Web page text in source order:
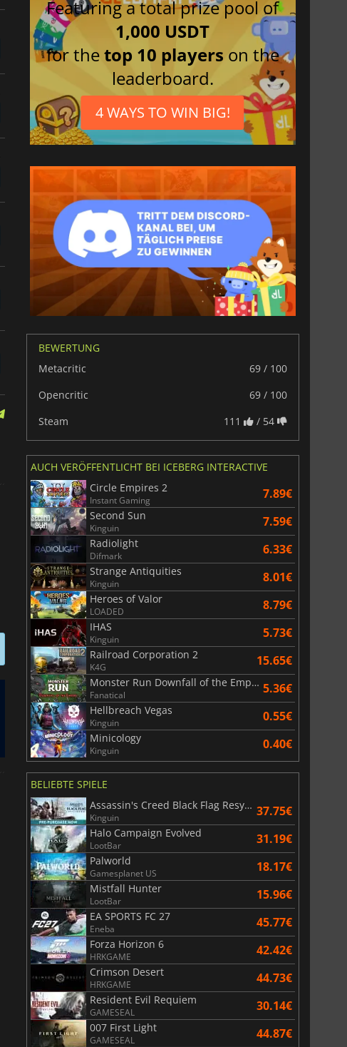
6.75€
Total War WARHAMMER 3
15.48
Lies Of P
Featuring a total prize pool of
1,000 USDT
for thetop 10 players on the
leaderboard.
4 WAYS TO WIN BIG!
BEWERTUNG
Metacritic
69 / 100
Opencritic
69 / 100
Steam
111 / 54
AUCH VERÖFFENTLICHT BEI ICEBERG INTERACTIVE
Circle Empires 2
Instant Gaming 7.89€
Second Sun
Kinguin 7.59€
Radiolight
Difmark 6.33€
Strange Antiquities
Kinguin 8.01€
Heroes of Valor
LOADED 8.79€
IHAS
Kinguin 5.73€
Railroad Corporation 2
K4G 15.65€
Monster Run Downfall of the Empire
Fanatical 5.36€
Hellbreach Vegas
Kinguin 0.55€
Minicology
Kinguin 0.40€
BELIEBTE SPIELE
Assassin's Creed Black Flag Resynced
Kinguin 37.75€
Halo Campaign Evolved
LootBar 31.19€
Palworld
Gamesplanet US 18.17€
Mistfall Hunter
LootBar 15.96€
EA SPORTS FC 27
Eneba 45.77€
Forza Horizon 6
HRKGAME 42.42€
Crimson Desert
HRKGAME 44.73€
Resident Evil Requiem
GAMESEAL 30.14€
007 First Light
GAMESEAL 44.87€